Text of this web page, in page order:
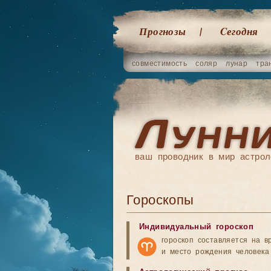
Прогнозы Cегодня
совместимость соляр лунар
ваш проводник в мир
Гороскопы
Индивидуальный гороскоп
гороскоп составляется на
и место рождения человека